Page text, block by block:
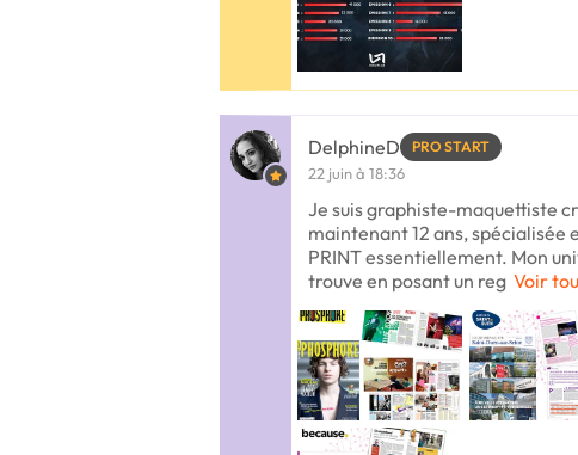
DelphineD PRO START
22 juin à 18:36
Je suis graphiste-maquettiste
maintenant 12 ans, spécialisée
PRINT essentiellement. Mon
trouve en posant un reg Voir